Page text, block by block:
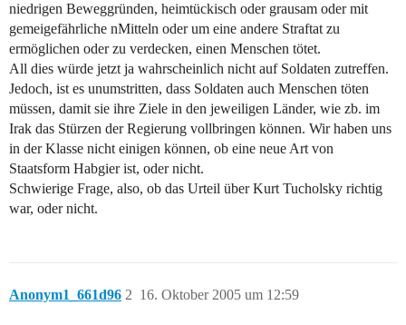
niedrigen Beweggründen, heimtückisch oder grausam oder mit
gemeigefährliche nMitteln oder um eine andere Straftat zu
ermöglichen oder zu verdecken, einen Menschen tötet.
All dies würde jetzt ja wahrscheinlich nicht auf Soldaten zutreffen.
Jedoch, ist es unumstritten, dass Soldaten auch Menschen töten
müssen, damit sie ihre Ziele in den jeweiligen Länder, wie zb. im
Irak das Stürzen der Regierung vollbringen können. Wir haben uns
in der Klasse nicht einigen können, ob eine neue Art von
Staatsform Habgier ist, oder nicht.
Schwierige Frage, also, ob das Urteil über Kurt Tucholsky richtig
war, oder nicht.
Anonym1_661d96 16. Oktober 2005 um 12:59
2